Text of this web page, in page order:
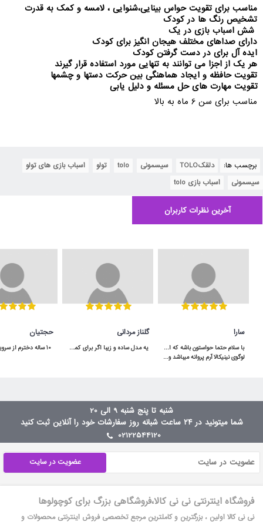
مناسب برای تقویت حواس بینایی،شنوایی ، لامسه و کمک به قدرت
تشخیص رنگ ها در کودک
شش اسباب بازی در یک
دارای صداهای مختلف هیجان انگیز برای کودک
ایده آل برای در دست گرفتن کودک
هر یک از اجزا می توانند به تنهایی مورد استفاده قرار گیرند
تقویت حافظه و ایجاد هماهنگی بین حرکت دستها و چشمها
تقویت مهارت های حل مسئله و دلیل یابی
مناسب برای سن 6 ماه به بالا
برچسب ها: دلقکTOLO سیسمونی tolo تولو اسباب بازی های تولو
سیسمونی
اسباب بازی tolo
آخرین نظرات کاربران
سارا
لوگوی نینیکالا آرم پروانه میباشد و باید دقت کنن و آدرس سایت هم ninikala.com
گلناز مردانی
یه مدل ساده و زیبا اگر برای کمد سه دربش جا داشته باشید خیلی هم کاربردی میشه
حجتیان
شنبه تا پنج شنبه 9 الی 20
شما میتونید در ۲۴ ساعت شبانه روز سفارشات خود را آنلاین ثبت کنید
02122544120
عضویت در سایت
فروشگاه اینترنتی نی نی کالا،فروشگاهی بزرگ برای کوچولوها
نی نی کالا اولین ، بزرگترین و کاملترین مرجع تخصصی فروش اینترنتی محصولات و